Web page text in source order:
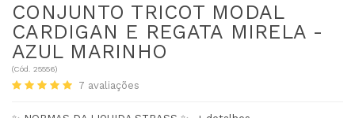
CONJUNTO TRICOT MODAL
CARDIGAN E REGATA MIRELA -
AZUL MARINHO
(Cód. 25556)
7 avaliações